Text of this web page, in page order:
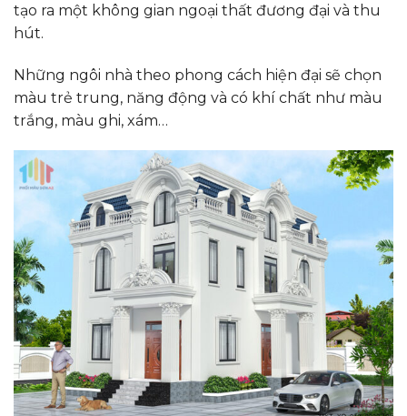
tạo ra một không gian ngoại thất đương đại và thu
hút.
Những ngôi nhà theo phong cách hiện đại sẽ chọn
màu trẻ trung, năng động và có khí chất như màu
trắng, màu ghi, xám…